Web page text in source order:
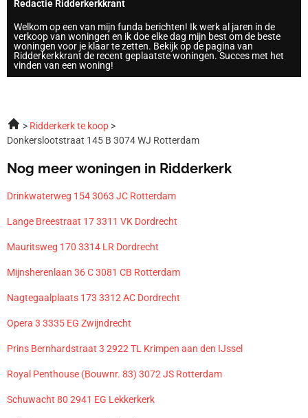
Redactie Ridderkerkkrant
Welkom op een van mijn funda berichten! Ik werk al jaren in de
verkoop van woningen en ik doe elke dag mijn best om de beste
woningen voor je klaar te zetten. Bekijk op de pagina van
Ridderkerkkrant de recent geplaatste woningen. Succes met het
vinden van een woning!
Ridderkerk te koop
Donkerslootstraat 145 B 3074 WJ Rotterdam
Nog meer woningen in Ridderkerk
Drinkwaterweg 154 3063 JC Rotterdam
Lange Breestraat 17 3311 VK Dordrecht
Mauritsweg 170 3314 LR Dordrecht
Mijnsherenlaan 36 C 3081 CB Rotterdam
Nagtegaalplaats 173 3312 AC Dordrecht
Opera 3 3335 EG Zwijndrecht
Prins Bernhardstraat 3 2922 TL Krimpen aan den IJssel
Royal Penthouse (Bouwnr. 83) 3072 JS Rotterdam
Schuwacht 80 2941 EG Lekkerkerk